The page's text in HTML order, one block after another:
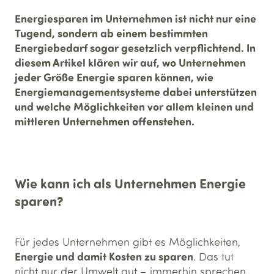
Energiesparen im Unternehmen ist nicht nur eine
Tugend, sondern ab einem bestimmten
Energiebedarf sogar gesetzlich verpflichtend. In
diesem Artikel klären wir auf, wo Unternehmen
jeder Größe Energie sparen können, wie
Energiemanagementsysteme dabei unterstützen
und welche Möglichkeiten vor allem kleinen und
mittleren Unternehmen offenstehen.
Wie kann ich als Unternehmen Energie
sparen?
Für jedes Unternehmen gibt es Möglichkeiten,
Energie und damit Kosten zu sparen. Das tut
nicht nur der Umwelt gut – immerhin sprechen